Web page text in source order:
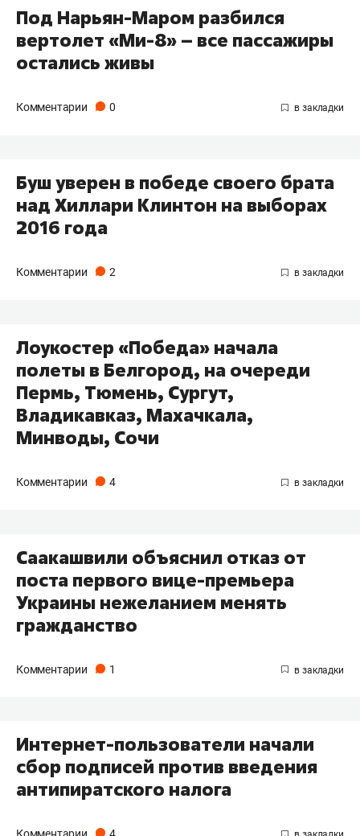
Под Нарьян-Маром разбился
вертолет «Ми-8» – все пассажиры
остались живы
Комментарии 0
Буш уверен в победе своего брата
над Хиллари Клинтон на выборах
2016 года
Комментарии 2
Лоукостер «Победа» начала
полеты в Белгород, на очереди
Пермь, Тюмень, Сургут,
Владикавказ, Махачкала,
Минводы, Сочи
Комментарии 4
Саакашвили объяснил отказ от
поста первого вице-премьера
Украины нежеланием менять
гражданство
Комментарии 1
Интернет-пользователи начали
сбор подписей против введения
антипиратского налога